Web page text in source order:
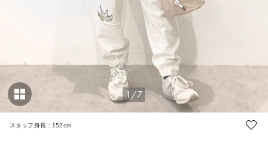
1/7
スタッフ身長：152cm